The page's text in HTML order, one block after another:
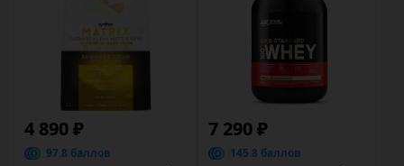
4 890 ₽
97.8 баллов
7 290 ₽
145.8 баллов